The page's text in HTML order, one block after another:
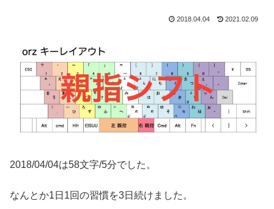
2018.04.04 2021.02.09
2018/04/04は58文字/5分でした。
なんとか1日1回の習慣を3日続けました。